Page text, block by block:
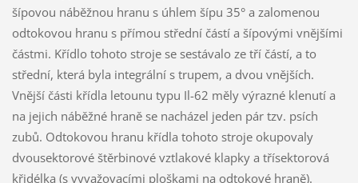
šípovou náběžnou hranu s úhlem šípu 35° a zalomenou
odtokovou hranu s přímou střední částí a šípovými vnějšími
částmi. Křídlo tohoto stroje se sestávalo ze tří částí, a to
střední, která byla integrální s trupem, a dvou vnějších.
Vnější části křídla letounu typu Il-62 měly výrazné klenutí a
na jejich náběžné hraně se nacházel jeden pár tzv. psích
zubů. Odtokovou hranu křídla tohoto stroje okupovaly
dvousektorové štěrbinové vztlakové klapky a třísektorová
křidélka (s vyvažovacími ploškami na odtokové hraně).